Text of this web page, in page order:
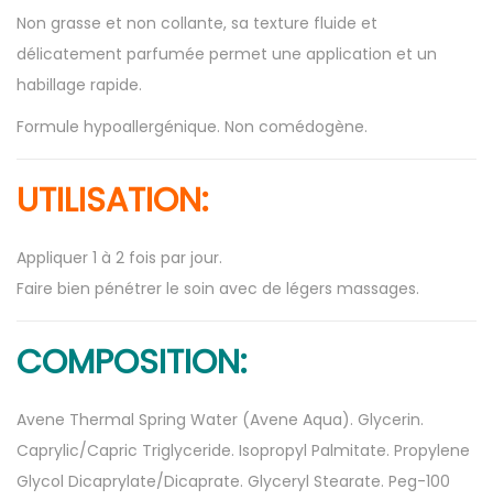
Non grasse et non collante, sa texture fluide et
délicatement parfumée permet une application et un
habillage rapide.
Formule hypoallergénique. Non comédogène.
UTILISATION:
Appliquer 1 à 2 fois par jour.
Faire bien pénétrer le soin avec de légers massages.
COMPOSITION:
Avene Thermal Spring Water (Avene Aqua). Glycerin.
Caprylic/Capric Triglyceride. Isopropyl Palmitate. Propylene
Glycol Dicaprylate/Dicaprate. Glyceryl Stearate. Peg-100